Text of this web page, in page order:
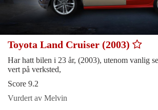
Toyota Land Cruiser (2003)
Har hatt bilen i 23 år, (2003), utenom vanlig
vert på verksted,
Score 9.2
Vurdert av Melvin